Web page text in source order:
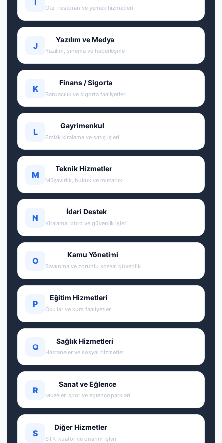
Otel, restoran ve yemek hizmetleri
J
Yazılım ve Medya
Yazılım, sinema ve haberleşme
K
Finans / Sigorta
Bankacılık ve sigorta faaliyetleri
L
Gayrimenkul
Emlak kiralama ve satış işleri
M
Teknik Hizmetler
Müşavirlik, hukuk ve mimarlık
N
İdari Destek
Kiralama, büro ve güvenlik işleri
O
Kamu Yönetimi
Savunma ve zorunlu sosyal güvenlik
P
Eğitim Hizmetleri
Okullar ve kurs faaliyetleri
Q
Sağlık Hizmetleri
Hastaneler ve sosyal hizmetler
R
Sanat ve Eğlence
Müzeler, spor ve eğlence parkları
S
Diğer Hizmetler
STK, kuaför ve onarım işleri